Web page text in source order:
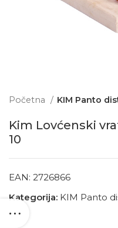
Početna KIM Panto
Kim Lovćenski
10
EAN: 2726866
Kategorija: KIM Panto